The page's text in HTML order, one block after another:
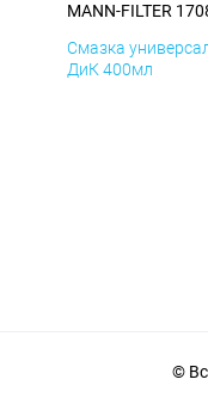
MANN-FILTER
Смазка
ДиК 400мл
©